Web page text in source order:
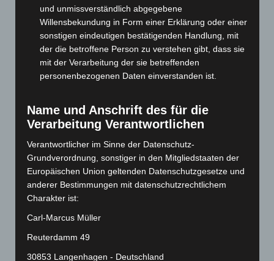
November 2024(94)
Oktober 2024(93)
September 2024(112)
August 2024(107)
Juli 2024(89)
Mai 2024(149)
März 2024
(103)
Februar 2024(103)
Januar 2024(111)
Oktober 2023(114)
und unmissverständlich abgegebene
Willensbekundung in Form einer Erklärung oder einer
sonstigen eindeutigen bestätigenden Handlung, mit
der die betroffene Person zu verstehen gibt, dass sie
mit der Verarbeitung der sie betreffenden
personenbezogenen Daten einverstanden ist.
Name und Anschrift des für die
Verarbeitung Verantwortlichen
Verantwortlicher im Sinne der Datenschutz-
Grundverordnung, sonstiger in den Mitgliedstaaten der
Europäischen Union geltenden Datenschutzgesetze und
anderer Bestimmungen mit datenschutzrechtlichem
Charakter ist:
Carl-Marcus Müller
Reuterdamm 49
30853 Langenhagen - Deutschland